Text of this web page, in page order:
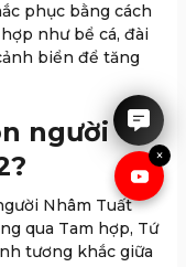
×
phục bằng cách
như bể cá, đài
biển để tăng
người
Nhâm Tuất
qua Tam hợp, Tứ
tương khắc giữa
hạnh được tư